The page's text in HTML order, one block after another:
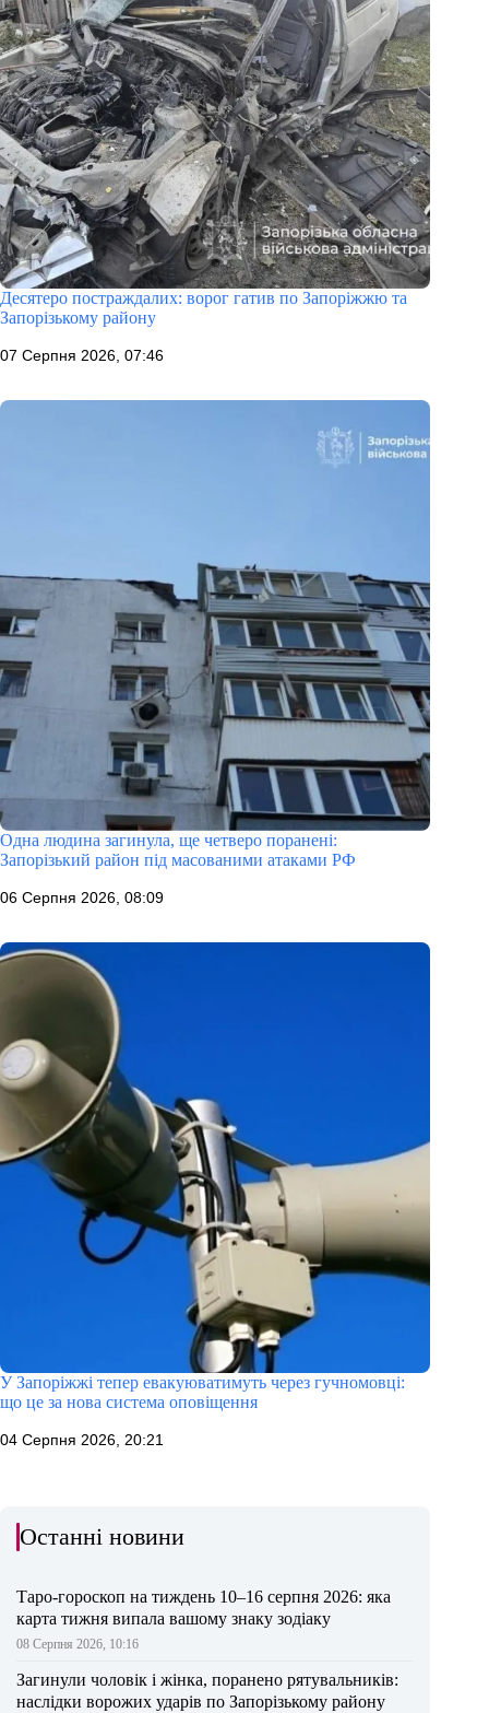
Десятеро постраждалих: ворог гатив по Запоріжжю та
Запорізькому району
07 Серпня 2026, 07:46
Одна людина загинула, ще четверо поранені:
Запорізький район під масованими атаками РФ
06 Серпня 2026, 08:09
У Запоріжжі тепер евакуюватимуть через гучномовці:
що це за нова система оповіщення
04 Серпня 2026, 20:21
Останні новини
Таро-гороскоп на тиждень 10–16 серпня 2026: яка
карта тижня випала вашому знаку зодіаку
08 Серпня 2026, 10:16
Загинули чоловік і жінка, поранено рятувальників:
наслідки ворожих ударів по Запорізькому району